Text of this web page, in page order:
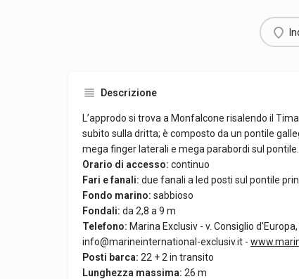
Descrizione
L’approdo si trova a Monfalcone risalendo il
subito sulla dritta; è composto da un pontile
mega finger laterali e mega parabordi sul pontile.
Orario di accesso: continuo
Fari e fanali: due fanali a led posti sul pontile
Fondo marino: sabbioso
Fondali: da 2,8 a 9 m
Telefono: Marina Exclusiv - v. Consiglio
info@marineinternational-exclusiv.it -
Posti barca: 22 + 2 in transito
Lunghezza massima: 26 m